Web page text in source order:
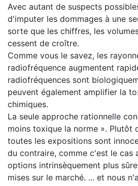
Avec autant de suspects
d'imputer les dommages à une
sorte que les chiffres, les
cessent de croître.
Comme vous le savez, les
radiofréquence augmentent
radiofréquences sont
peuvent également amplifier la
chimiques.
La seule approche rationnelle
moins toxique la norme ». Plutôt
toutes les expositions sont
du contraire, comme c'est le cas
options intrinsèquement plus
mises sur le marché. ... et nous